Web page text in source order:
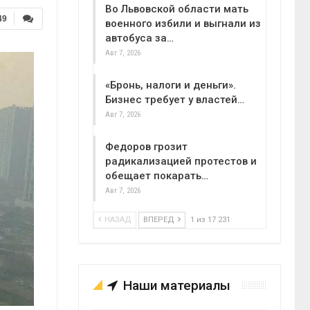
Во Львовской области мать
военного избили и выгнали из
автобуса за…
Авг 7, 2026
«Бронь, налоги и деньги».
Бизнес требует у властей…
Авг 7, 2026
Федоров грозит
радикализацией протестов и
обещает покарать…
Авг 7, 2026
НАЗАД ВПЕРЕД 1 из 17 231
Наши материалы